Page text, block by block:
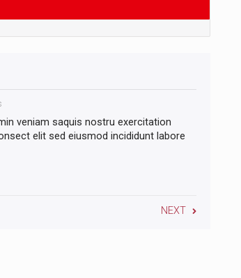
veniam saquis nostru exercitation
elit sed eiusmod incididunt labore
NEXT